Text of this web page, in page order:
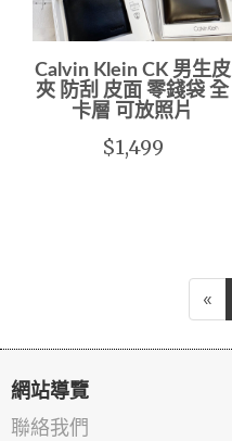
Calvin Klein CK 男生皮
夾 防刮 皮面 零錢袋 全
卡層 可放照片
$1,499
«
網站導覽
聯絡我們